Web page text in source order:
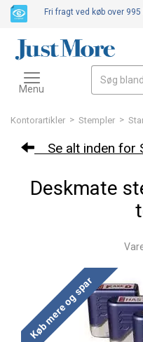
Kontorartikler > Stempler >
Se alt inden for
Deskmate
Køb mere og spar
Fri fragt ved køb over 995
Toggle
navigation
Menu